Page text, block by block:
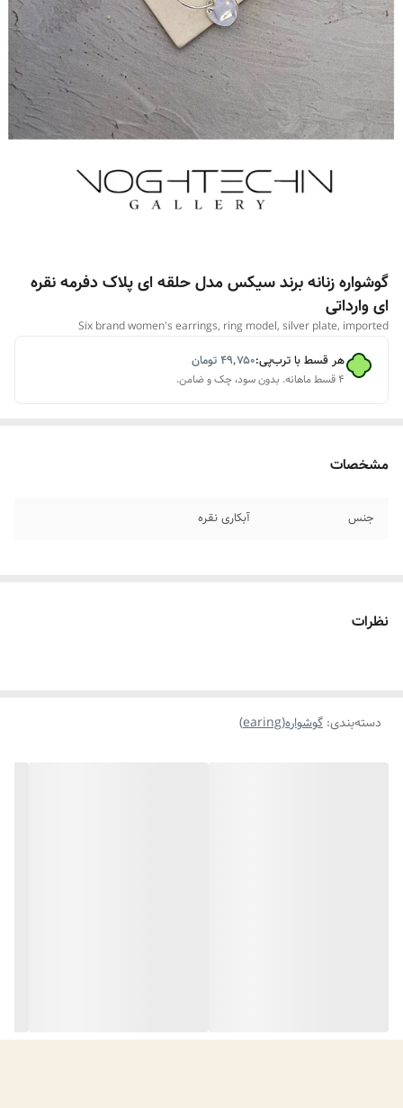
گوشواره زنانه برند سیکس مدل حلقه ای پلاک دفرمه نقره
ای وارداتی
Six brand women's earrings, ring model, silver plate, imported
هر قسط با ترب‌پی:۴۹٬۷۵۰تومان
۴ قسط ماهانه. بدون سود، چک و ضامن.
مشخصات
جنس آبکاری نقره
نظرات
دسته‌بندی: گوشواره(earing)